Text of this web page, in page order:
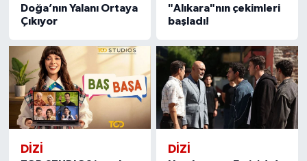
Doğa’nın Yalanı Ortaya
Çıkıyor
"Alıkara"nın çekimleri
başladı!
DİZİ DİZİ